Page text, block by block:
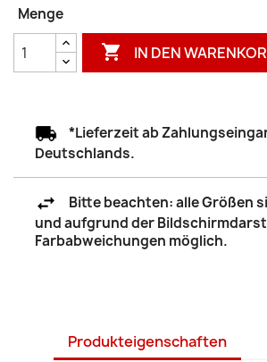
Menge
 IN DEN
*Lieferzeit ab
Deutschlands.
Bitte beachten: alle Größen
und aufgrund der
Farbabweichungen möglich.
Produkteigenschaften